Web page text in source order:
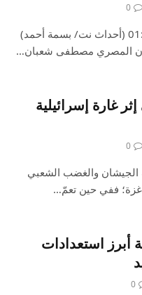
0
السبت ، 28 اكتوبر 2023 الساعة 01:30 (أحداث نت/ بسمة أحمد)
المصري مصطفى شعبان…
غارة إسرائيلية
0
الجيشان والغضب الشعبي
ففي حين تعمّ…
استعدادات
0